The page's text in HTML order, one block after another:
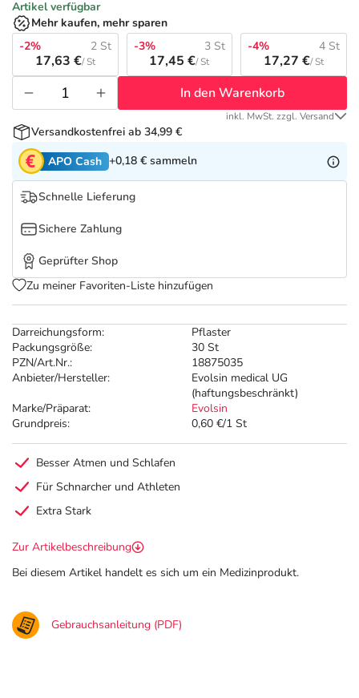
Tierapotheke
Vitamine & Mineralstoffe
Marken
Salus Deals
Darreichungsform:
Pflaster
Packungsgröße:
30 St
PZN/Art.Nr.:
18875035
Anbieter/Hersteller:
Evolsin medical UG
(haftungsbeschränkt)
Marke/Präparat:
Evolsin
Grundpreis:
0,60 €/1 St
Artikel verfügbar
Mehr kaufen, mehr sparen
-2%
2 St
17,63 €/ St
-3% 3 St
17,45 €/ St
-4% 4 St
17,27 €/ St
In den Warenkorb
inkl. MwSt. zzgl. Versand
Versandkostenfrei ab 34,99 €
APO Cash +0,18 € sammeln
Schnelle Lieferung
Sichere Zahlung
Geprüfter Shop
Zu meiner Favoriten-Liste hinzufügen
Besser Atmen und Schlafen
Für Schnarcher und Athleten
Extra Stark
Zur Artikelbeschreibung
Bei diesem Artikel handelt es sich um ein Medizinprodukt.
Gebrauchsanleitung (PDF)